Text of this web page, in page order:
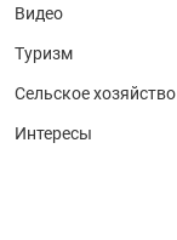
Видео
Туризм
Сельское хозяйство
Интересы